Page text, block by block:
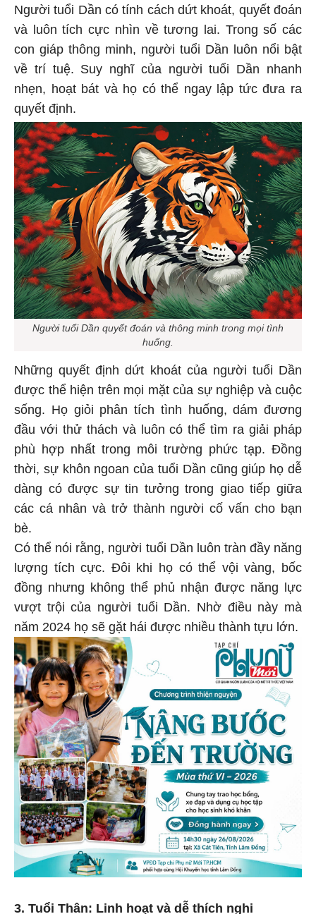
Người tuổi Dần có tính cách dứt khoát, quyết đoán
và luôn tích cực nhìn về tương lai. Trong số các
con giáp thông minh, người tuổi Dần luôn nổi bật
về trí tuệ. Suy nghĩ của người tuổi Dần nhanh
nhẹn, hoạt bát và họ có thể ngay lập tức đưa ra
quyết định.
Người tuổi Dần quyết đoán và thông minh trong mọi tình
huống.
Những quyết định dứt khoát của người tuổi Dần
được thể hiện trên mọi mặt của sự nghiệp và cuộc
sống. Họ giỏi phân tích tình huống, dám đương
đầu với thử thách và luôn có thể tìm ra giải pháp
phù hợp nhất trong môi trường phức tạp. Đồng
thời, sự khôn ngoan của tuổi Dần cũng giúp họ dễ
dàng có được sự tin tưởng trong giao tiếp giữa
các cá nhân và trở thành người cố vấn cho bạn
bè.
Có thể nói rằng, người tuổi Dần luôn tràn đầy năng
lượng tích cực. Đôi khi họ có thể vội vàng, bốc
đồng nhưng không thể phủ nhận được năng lực
vượt trội của người tuổi Dần. Nhờ điều này mà
năm 2024 họ sẽ gặt hái được nhiều thành tựu lớn.
3. Tuổi Thân: Linh hoạt và dễ thích nghi